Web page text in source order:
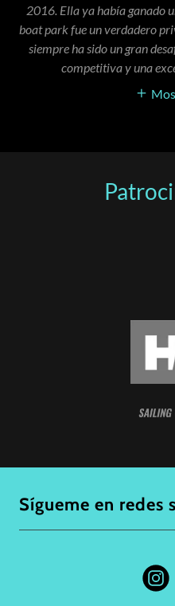
2016. Ella ya había ganado
boat park fue un verdadero
siempre ha sido un gran
competitiva y una
Sígueme en redes